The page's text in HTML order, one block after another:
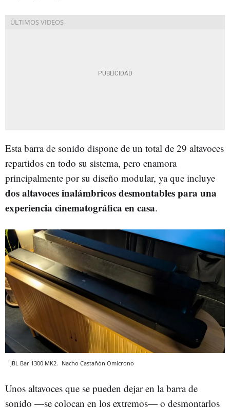
Esta barra de sonido dispone de un total de 29 altavoces
repartidos en todo su sistema, pero enamora
principalmente por su diseño modular, ya que incluye
dos altavoces inalámbricos desmontables para una
experiencia cinematográfica en casa.
JBL Bar 1300 MK2. Nacho Castañón Omicrono
Unos altavoces que se pueden dejar en la barra de
sonido —se colocan en los extremos— o desmontarlos